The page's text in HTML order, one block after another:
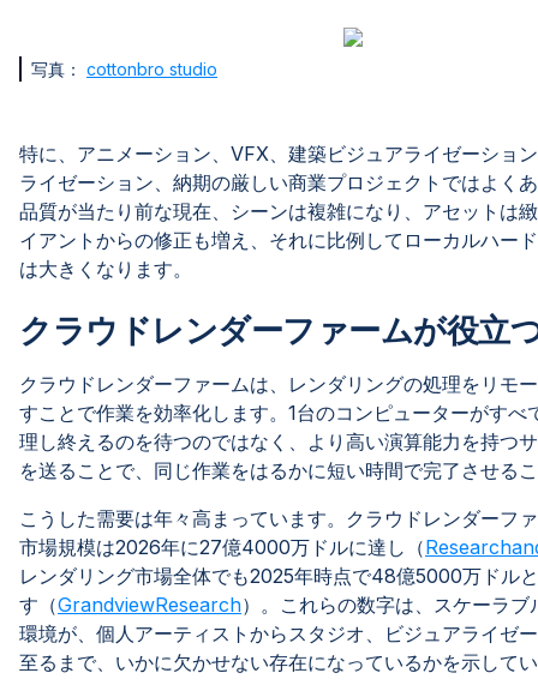
写真： cottonbro studio
特に、アニメーション、VFX、建築ビジュアライゼーショ
ライゼーション、納期の厳しい商業プロジェクトではよく
品質が当たり前な現在、シーンは複雑になり、アセットは
イアントからの修正も増え、それに比例してローカルハー
は大きくなります。
クラウドレンダーファームが役立
クラウドレンダーファームは、レンダリングの処理をリモ
すことで作業を効率化します。1台のコンピューターがすべ
理し終えるのを待つのではなく、より高い演算能力を持つ
を送ることで、同じ作業をはるかに短い時間で完了させる
こうした需要は年々高まっています。クラウドレンダーフ
市場規模は2026年に27億4000万ドルに達し（
レンダリング市場全体でも2025年時点で48億5000万ドル
す（GrandviewResearch）。これらの数字は、スケーラブ
環境が、個人アーティストからスタジオ、ビジュアライゼ
至るまで、いかに欠かせない存在になっているかを示して